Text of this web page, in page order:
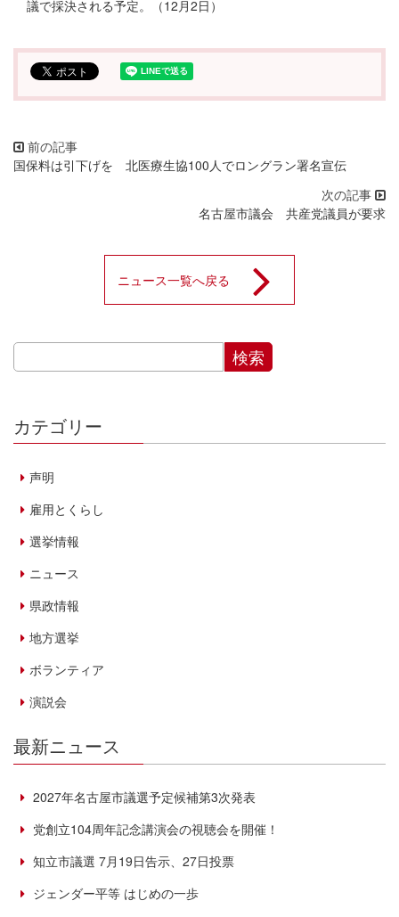
議で採決される予定。（12月2日）
国保料は引下げを 北医療生協100人でロングラン署名宣伝
名古屋市議会 共産党議員が要求
ニュース一覧へ戻る
カテゴリー
声明
雇用とくらし
選挙情報
ニュース
県政情報
地方選挙
ボランティア
演説会
最新ニュース
2027年名古屋市議選予定候補第3次発表
党創立104周年記念講演会の視聴会を開催！
知立市議選 7月19日告示、27日投票
ジェンダー平等 はじめの一歩